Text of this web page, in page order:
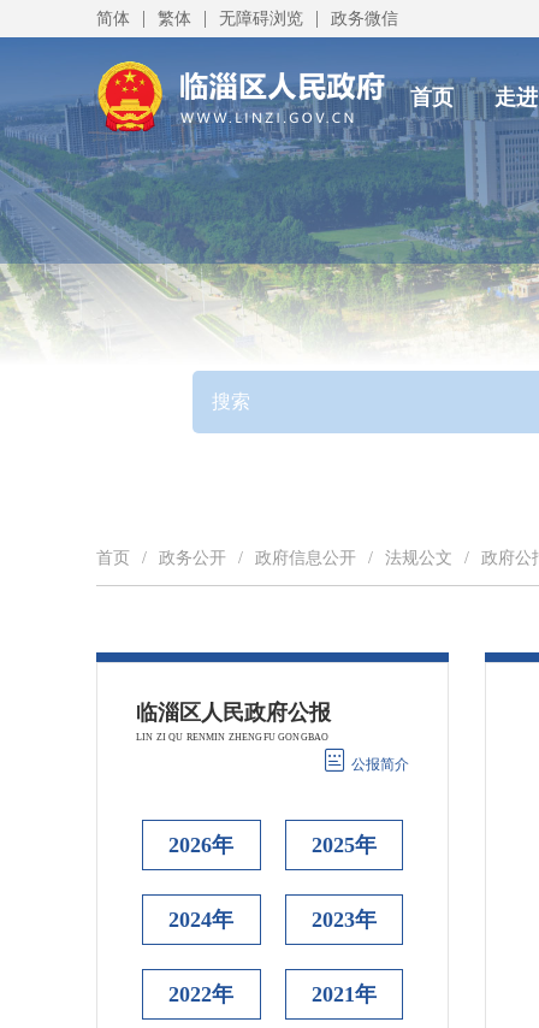
简体 | 繁体 | 无障碍浏览 | 政务微信
首页 走
首页 / 政务公开 / 政府信息公开 / 法规公文 / 政府公
公报简介
2026年 2025年
2024年 2023年
2022年 2021年